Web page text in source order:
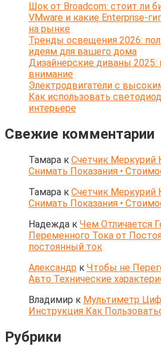
Шок от Broadcom: стоит ли
VMware и какие Enterprise-
на рынке
Тренды освещения 2026:
идеям для вашего дома
Дизайнерские диваны 2025:
внимание
Электродвигатели с
Как использовать
интерьере
Свежие комментарии
Тамара к Счетчик Меркурий
Снимать Показания •
Тамара к Счетчик Меркурий
Снимать Показания •
Надежда к Чем Отличается
Переменного Тока от
постоянный ток
Александр к Чтобы не
Авто Технические
Владимир к Мультиметр
Инструкция Как
Рубрики